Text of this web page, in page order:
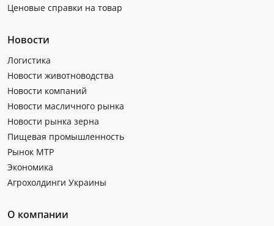
Ценовые справки на товар
Новости
Логистика
Новости животноводства
Новости компаний
Новости масличного рынка
Новости рынка зерна
Пищевая промышленность
Рынок МТР
Экономика
Агрохолдинги Украины
О компании